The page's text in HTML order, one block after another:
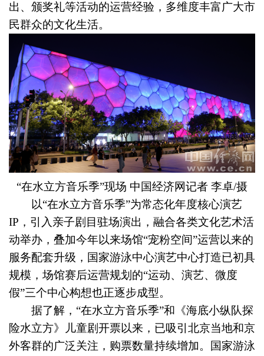
出、颁奖礼等活动的运营经验，多维度丰富广大市
民群众的文化生活。
“在水立方音乐季”现场 中国经济网记者 李卓/摄
以“在水立方音乐季”为常态化年度核心演艺
IP，引入亲子剧目驻场演出，融合各类文化艺术活
动举办，叠加今年以来场馆“宠粉空间”运营以来的
服务配套升级，国家游泳中心演艺中心打造已初具
规模，场馆赛后运营规划的“运动、演艺、微度
假”三个中心构想也正逐步成型。
据了解，“在水立方音乐季”和《海底小纵队探
险水立方》儿童剧开票以来，已吸引北京当地和京
外客群的广泛关注，购票数量持续增加。国家游泳